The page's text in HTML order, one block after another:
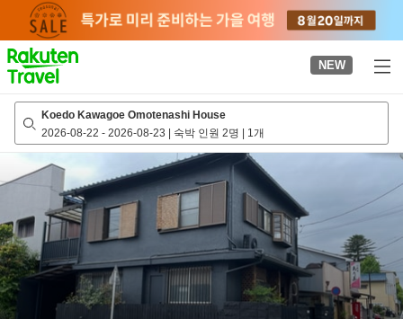
page
NEW
Koedo Kawagoe Omotenashi House
2026-08-22 - 2026-08-23 | 숙박 인원 2명 | 1개